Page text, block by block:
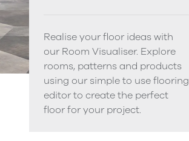
Realise your floor ideas with
our Room Visualiser. Explore
rooms, patterns and products
using our simple to use flooring
editor to create the perfect
floor for your project.